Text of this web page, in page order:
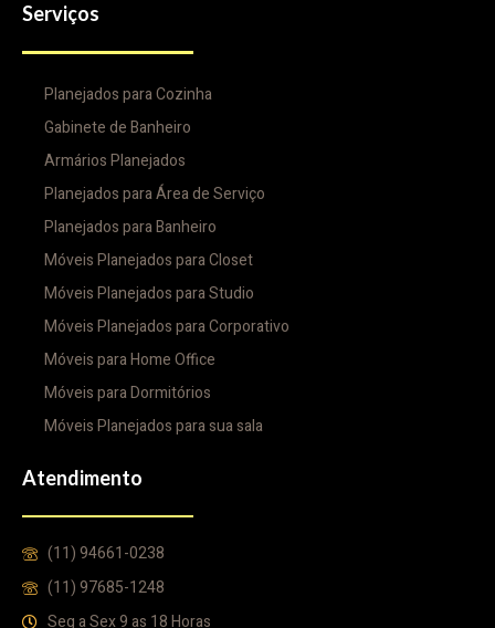
Serviços
Planejados para Cozinha
Gabinete de Banheiro
Armários Planejados
Planejados para Área de Serviço
Planejados para Banheiro
Móveis Planejados para Closet
Móveis Planejados para Studio
Móveis Planejados para Corporativo
Móveis para Home Office
Móveis para Dormitórios
Móveis Planejados para sua sala
Atendimento
(11) 94661-0238
(11) 97685-1248
Seg a Sex 9 as 18 Horas